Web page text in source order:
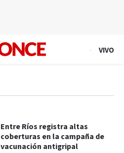
VIVO
Entre Ríos registra altas
coberturas en la campaña de
vacunación antigripal